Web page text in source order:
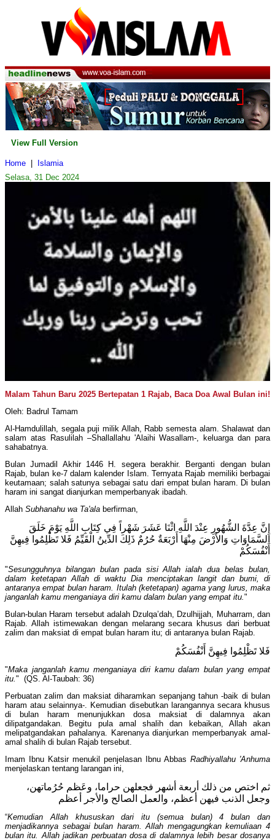
View Full Version
Home
Islamia
Selasa, 31 Dec 2024
Malam Tahun Baru 2025 Bertepatan 1 Rajab, Baca Doa Awal Bulan ini!
Oleh: Badrul Tamam
Al-Hamdulillah, segala puji milik Allah, Rabb semesta alam. Shalawat dan
salam atas Rasulilah –Shallallahu 'Alaihi Wasallam-, keluarga dan para
sahabatnya.
Bulan Jumadil Akhir 1446 H. segera berakhir. Berganti dengan bulan
Rajab, bulan ke-7 dalam kalender Islam. Ternyata Rajab memiliki berbagai
keutamaan; salah satunya sebagai satu dari empat bulan haram. Di bulan
haram ini sangat dianjurkan memperbanyak ibadah.
Allah Subhanahu wa Ta'ala berfirman,
إِنَّ عِدَّةَ الشُّهُورِ عِنْدَ اللَّهِ اثْنَا عَشَرَ شَهْراً فِي كِتَابِ اللَّهِ يَوْمَ خَلَقَ
السَّمَاوَاتِ وَالأَرْضَ مِنْهَا أَرْبَعَةٌ حُرُمٌ ذَلِكَ الدِّينُ الْقَيِّمُ فَلا تَظْلِمُوا فِيهِنَّ
أَنْفُسَكُمْ
"Sesungguhnya bilangan bulan pada sisi Allah ialah dua belas bulan,
dalam ketetapan Allah di waktu Dia menciptakan langit dan bumi, di
antaranya empat bulan haram. Itulah (ketetapan) agama yang lurus, maka
janganlah kamu menganiaya diri kamu dalam bulan yang empat itu."
Bulan-bulan Haram tersebut adalah Dzulqa’dah, Dzulhijjah, Muharram, dan
Rajab. Allah istimewakan dengan melarang secara khusus dari berbuat
zalim dan maksiat di empat bulan haram itu; di antaranya bulan Rajab.
فَلا تَظْلِمُوا فِيهِنَّ أَنْفُسَكُمْ
"Maka janganlah kamu menganiaya diri kamu dalam bulan yang empat
itu." (QS. Al-Taubah: 36)
Perbuatan zalim dan maksiat diharamkan sepanjang tahun -baik di bulan
haram atau selainnya-. Kemudian disebutkan larangannya secara khusus
di bulan haram menunjukkan dosa maksiat di dalamnya akan
dilipatgandakan. Begitu pula amal shalih dan kebaikan, Allah akan
melipatgandakan pahalanya. Karenanya dianjurkan memperbanyak amal-
amal shalih di bulan Rajab tersebut.
Imam Ibnu Katsir menukil penjelasan Ibnu Abbas Radhiyallahu 'Anhuma
menjelaskan tentang larangan ini,
ثم اختص من ذلك أربعة أشهر فجعلهن حراما، وعَظم حُرُماتهن،
وجعل الذنب فيهن أعظم، والعمل الصالح والأجر أعظم
“Kemudian Allah khususkan dari itu (semua bulan) 4 bulan dan
menjadikannya sebagai bulan haram. Allah mengagungkan kemuliaan 4
bulan itu. Allah jadikan perbuatan dosa di dalamnya lebih besar dosanya